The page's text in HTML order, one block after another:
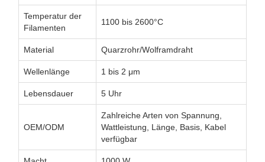
Temperatur der
Filamenten
1100 bis 2600°C
Material Quarzrohr/Wolframdraht
Wellenlänge 1 bis 2 μm
Lebensdauer 5 Uhr
OEM/ODM
Zahlreiche Arten von Spannung,
Wattleistung, Länge, Basis, Kabel
verfügbar